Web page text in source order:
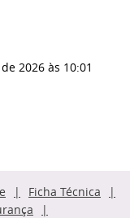
2026 às 10:01
Ficha Técnica